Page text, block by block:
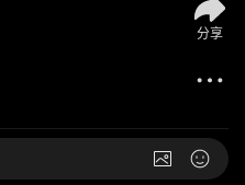
分享